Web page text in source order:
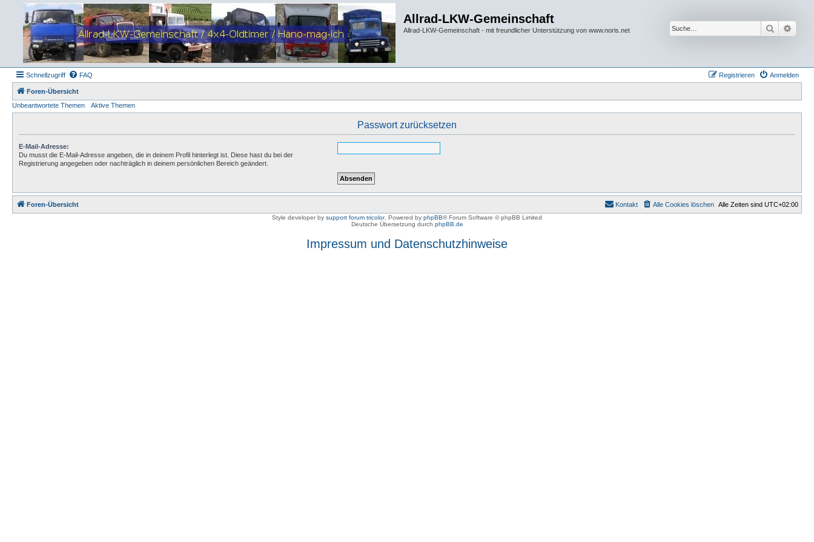
Allrad-LKW-Gemeinschaft
Allrad-LKW-Gemeinschaft - mit freundlicher Unterstützung von www.noris.net Suche
Schnellzugriff FAQ Anmelden
Registrieren
Foren-Übersicht
Unbeantwortete Themen
Aktive Themen
Passwort zurücksetzen
E-Mail-Adresse:
Du musst die E-Mail-Adresse angeben, die in deinem Profil hinterlegt ist. Diese hast du bei der
Registrierung angegeben oder nachträglich in deinem persönlichen Bereich geändert.
Foren-Übersicht Alle Zeiten sind UTC+02:00
Alle Cookies löschen
Kontakt
Style developer by support forum tricolor, Powered by phpBB® Forum Software © phpBB Limited
Deutsche Übersetzung durch phpBB.de
Impressum und Datenschutzhinweise